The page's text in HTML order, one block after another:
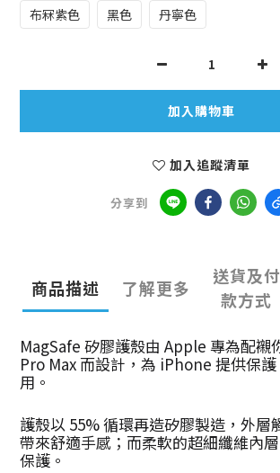
布冧紫色
黑色 丹寧色
加入購物車
加入追蹤清單
分享到
商品描述 了解更多
送貨及付
款方式
MagSafe 矽膠護殼由 Apple 專為配襯
Pro Max 而設計，為 iPhone 提供保
用。
護殼以 55% 循環再造矽膠製造，外層
帶來舒適手感；而柔軟的超細纖維內
保護。